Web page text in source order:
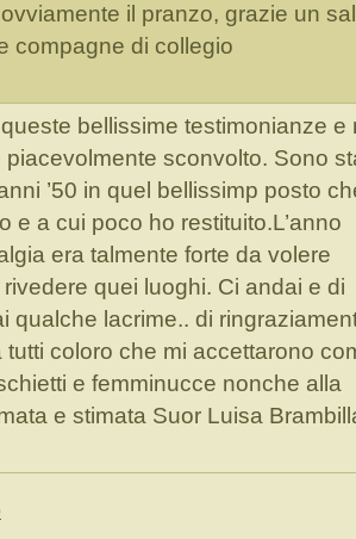
il pranzo, grazie un
compagne di collegio
bellissime testimonianze e
sconvolto. Sono
’50 in quel bellissimp posto
e a cui poco ho restituito.L’anno
era talmente forte da volere
quei luoghi. Ci andai e di
qualche lacrime.. di
tutti coloro che mi accettarono
e femminucce nonche alla
e stimata Suor Luisa